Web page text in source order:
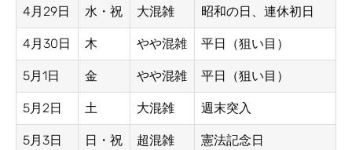
4月29日 水・祝 大混雑 昭和の日、連休初日
4月30日 木 やや混雑 平日（狙い目）
5月1日 金 やや混雑 平日（狙い目）
5月2日 土 大混雑 週末突入
5月3日 日・祝 超混雑 憲法記念日